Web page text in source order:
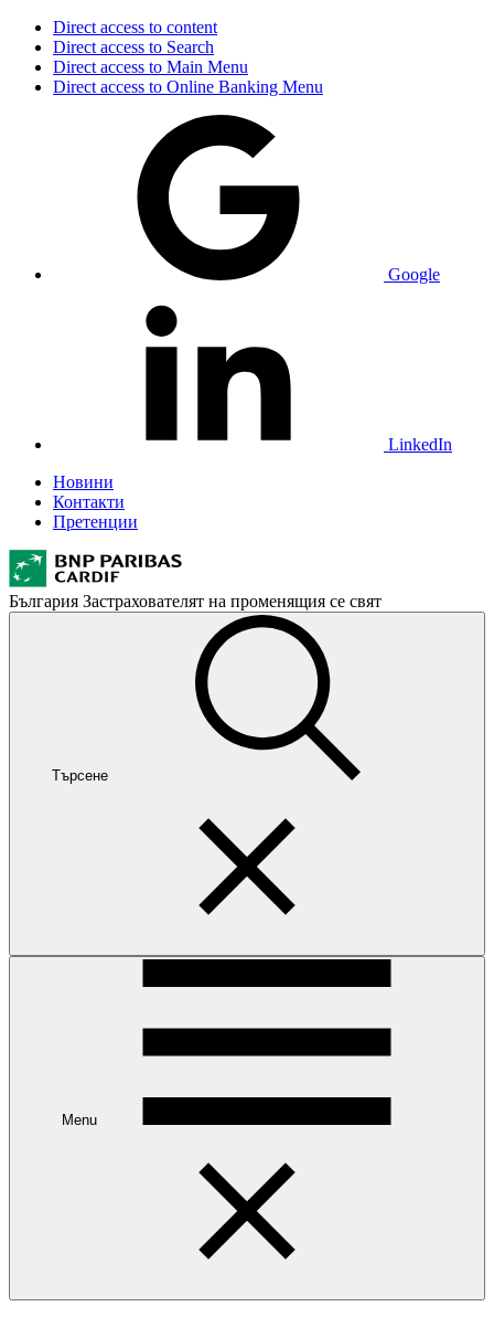
Direct access to content
Direct access to Search
Direct access to Main Menu
Direct access to Online Banking Menu
Google
LinkedIn
Новини
Контакти
Претенции
България Застрахователят на променящия се свят
Търсене
Menu